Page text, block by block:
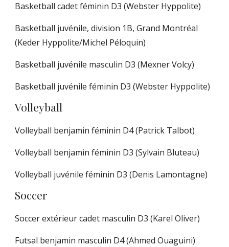
Basketball cadet féminin D3 (Webster Hyppolite)
Basketball juvénile, division 1B, Grand Montréal
(Keder Hyppolite/Michel Péloquin)
Basketball juvénile masculin D3 (Mexner Volcy)
Basketball juvénile féminin D3 (Webster Hyppolite)
Volleyball
Volleyball benjamin féminin D4 (Patrick Talbot)
Volleyball benjamin féminin D3 (Sylvain Bluteau)
Volleyball juvénile féminin D3 (Denis Lamontagne)
Soccer
Soccer extérieur cadet masculin D3 (Karel Oliver)
Futsal benjamin masculin D4(Ahmed Ouaguini)